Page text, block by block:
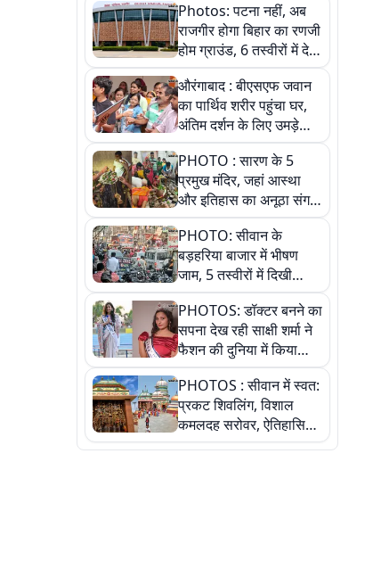
Photos: पटना नहीं, अब
राजगीर होगा बिहार का रणजी
होम ग्राउंड, 6 तस्वीरों में देखें
नए स्टेडियम की पूरी कहानी
औरंगाबाद : बीएसएफ जवान
का पार्थिव शरीर पहुंचा घर,
अंतिम दर्शन के लिए उमड़े
लोग
PHOTO : सारण के 5
प्रमुख मंदिर, जहां आस्था
और इतिहास का अनूठा संगम,
तस्वीरों में जानिए
PHOTO: सीवान के
बड़हरिया बाजार में भीषण
जाम, 5 तस्वीरों में दिखी
अव्यवस्था
PHOTOS: डॉक्टर बनने का
सपना देख रही साक्षी शर्मा ने
फैशन की दुनिया में किया
कमाल,जानिए बेगूसराय की
बेटी ने कैसे दी अपने सपनों
को उड़ान
PHOTOS : सीवान में स्वत:
प्रकट शिवलिंग, विशाल
कमलदह सरोवर, ऐतिहासिक
महेंद्रनाथ मंदिर और घंटाघर